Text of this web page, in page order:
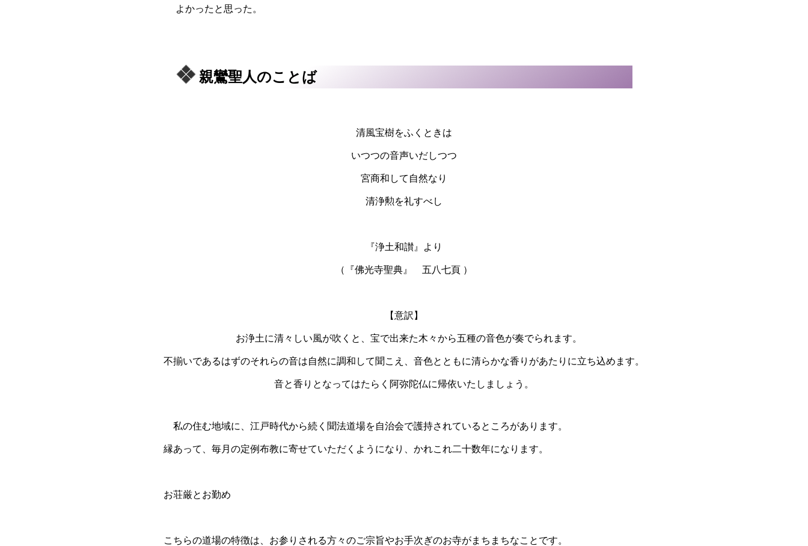
よかったと思った。
親鸞聖人のことば
清風宝樹をふくときは
いつつの音声いだしつつ
宮商和して自然なり
清浄勲を礼すべし
『浄土和讃』より
（『佛光寺聖典』 五八七頁 ）
【意訳】
お浄土に清々しい風が吹くと、宝で出来た木々から五種の音色が奏でられます。
不揃いであるはずのそれらの音は自然に調和して聞こえ、音色とともに清らかな香りがあたりに立ち込めます。
音と香りとなってはたらく阿弥陀仏に帰依いたしましょう。
私の住む地域に、江戸時代から続く聞法道場を自治会で護持されているところがあります。
縁あって、毎月の定例布教に寄せていただくようになり、かれこれ二十数年になります。
お荘厳とお勤め
こちらの道場の特徴は、お参りされる方々のご宗旨やお手次ぎのお寺がまちまちなことです。